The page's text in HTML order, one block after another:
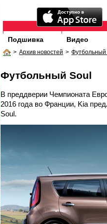
Подшивка Видео
> Архив новостей >
Футбольный Soul
В преддверии Чемпионата
2016 года во Франции, Kia
Soul.